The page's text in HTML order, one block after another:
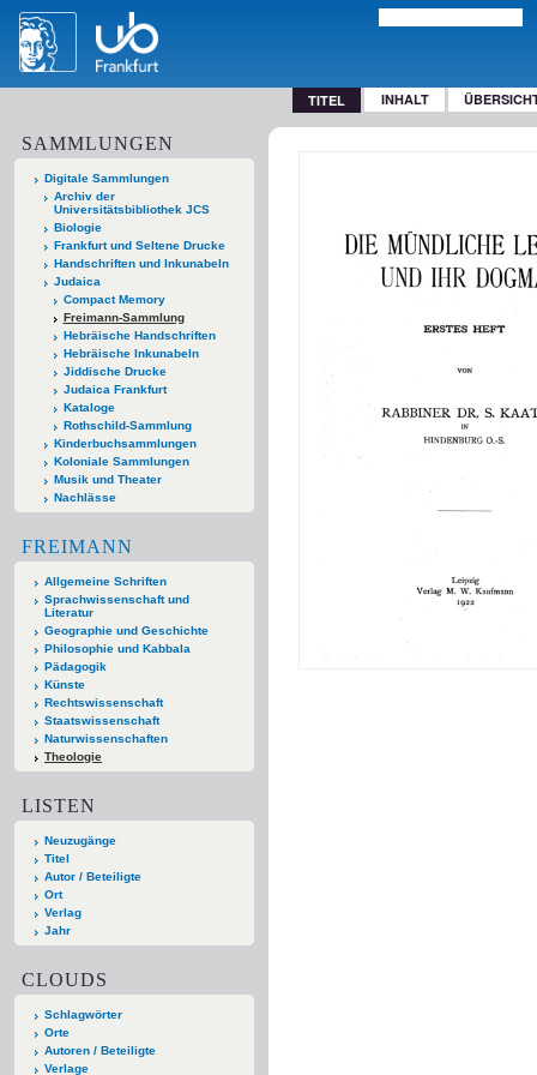
TITEL INHALT
SAMMLUNGEN
Digitale Sammlungen
Archiv der
Universitätsbibliothek JCS
Biologie
Frankfurt und Seltene Drucke
Handschriften und Inkunabeln
Judaica
Compact Memory
Freimann-Sammlung
Hebräische Handschriften
Hebräische Inkunabeln
Jiddische Drucke
Judaica Frankfurt
Kataloge
Rothschild-Sammlung
Kinderbuchsammlungen
Koloniale Sammlungen
Musik und Theater
Nachlässe
FREIMANN
Allgemeine Schriften
Sprachwissenschaft und
Literatur
Geographie und Geschichte
Philosophie und Kabbala
Pädagogik
Künste
Rechtswissenschaft
Staatswissenschaft
Naturwissenschaften
Theologie
LISTEN
Neuzugänge
Titel
Autor / Beteiligte
Ort
Verlag
Jahr
CLOUDS
Schlagwörter
Orte
Autoren / Beteiligte
Verlage